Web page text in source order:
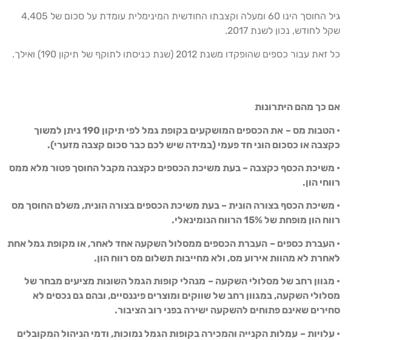
גיל החוסך הינו 60 ומעלה וקצבתו החודשית המינימלית עומדת על סכום של 4,405
שקל לחודש, נכון לשנת 2017.
כל זאת עבור כספים שהופקדו משנת 2012 (שנת כניסתו לתוקף של תיקון 190) ואילך.
אם כך מהם היתרונות
• הטבות מס –
את הכספים המושקעים בקופת גמל לפי תיקון 190 ניתן למשוך
כקצבה או כסכום הוני חד פעמי (במידה שיש לכם כבר סכום קצבה מזערי).
• משיכת הכסף כקצבה – בעת משיכת הכספים כקצבה מקבל החוסך פטור מלא ממס
רווחי הון.
• משיכת הכסף בצורה הונית – בעת משיכת הכספים בצורה הונית, משלם החוסך מס
רווח הון מופחת של 15% הרווח הנומינאלי.
• העברת כספים – העברת הכספים ממסלול השקעה אחד לאחר, או מקופת גמל אחת
לאחרת לא מהוות אירוע מס, ולא מחייבות תשלום מס רווח הון.
• מגוון רחב של מסלולי השקעה – מנהלי קופות הגמל השונות מציעים מבחר של
מסלולי השקעה, במגוון רחב של שווקים ומוצרים פיננסיים, ובהם גם נכסים לא
סחירים שאינם פתוחים להשקעה ישירה בפני רוב הציבור.
• עלויות – עמלות הקנייה והמכירה בקופות הגמל נמוכות, ודמי הניהול המקובלים